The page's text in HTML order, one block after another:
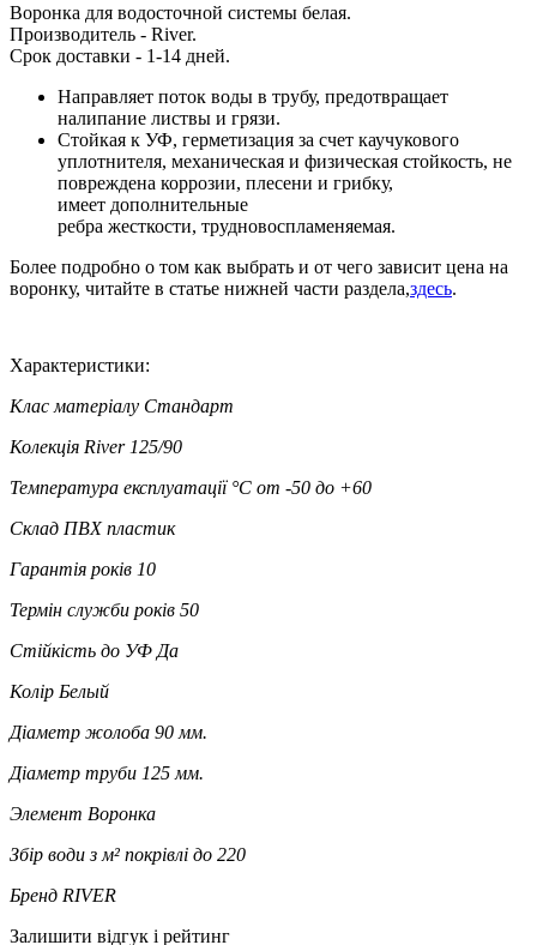
Воронка для водосточной системы белая.
Производитель - River.
Срок доставки - 1-14 дней.
Направляет поток воды в трубу, предотвращает
налипание листвы и грязи.
Стойкая к УФ, герметизация за счет каучукового
уплотнителя, механическая и физическая стойкость, не
повреждена коррозии, плесени и грибку,
имеет дополнительные
ребра жесткости, трудновоспламеняемая.
Более подробно о том как выбрать и от чего зависит цена на
воронку, читайте в статье нижней части раздела,здесь.
Характеристики:
Клас матеріалу Стандарт
Колекція River 125/90
Температура експлуатації °C от -50 до +60
Склад ПВХ пластик
Гарантія років 10
Термін служби років 50
Стійкість до УФ Да
Колір Белый
Діаметр жолоба 90 мм.
Діаметр труби 125 мм.
Элемент Воронка
Збір води з м² покрівлі до 220
Бренд RIVER
Залишити відгук і рейтинг